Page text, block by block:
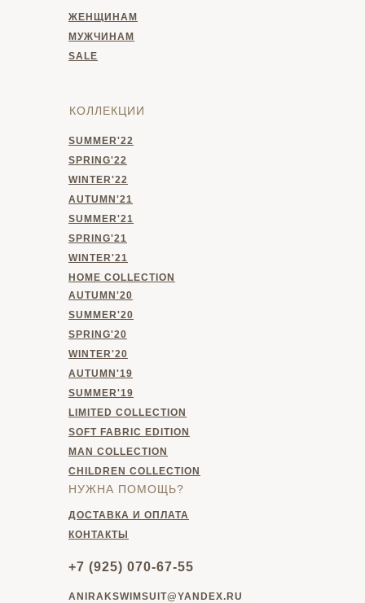
ЖЕНЩИНАМ
МУЖЧИНАМ
SALE
КОЛЛЕКЦИИ
SUMMER'22
SPRING'22
WINTER'22
AUTUMN'21
SUMMER'21
SPRING'21
WINTER'21
HOME COLLECTION
AUTUMN'20
SUMMER'20
SPRING'20
WINTER'20
AUTUMN'19
SUMMER'19
LIMITED COLLECTION
SOFT FABRIC EDITION
MAN COLLECTION
CHILDREN COLLECTION
ANIRAKSWIMSUIT@YANDEX.RU
+7 (925) 070-67-55
ДОСТАВКА И ОПЛАТА
КОНТАКТЫ
НУЖНА ПОМОЩЬ?